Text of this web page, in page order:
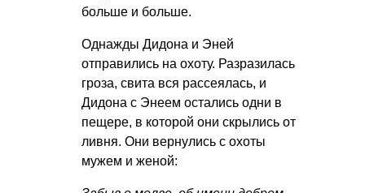
больше и больше.
Однажды Дидона и Эней
отправились на охоту. Разразилась
гроза, свита вся рассеялась, и
Дидона с Энеем остались одни в
пещере, в которой они скрылись от
ливня. Они вернулись с охоты
мужем и женой: